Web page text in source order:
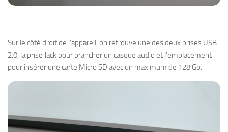
Sur le côté droit de l’appareil, on retrouve une des deux prises USB
2.0, la prise Jack pour brancher un casque audio et l’emplacement
pour insérer une carte Micro SD avec un maximum de 128 Go.